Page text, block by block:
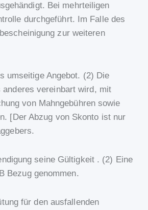
Bei mehrteiligen
durchgeführt. Im Falle des
zur weiteren
umseitige Angebot. (2) Die
vereinbart wird, mit
von Mahngebühren sowie
[Der Abzug von Skonto ist nur
seine Gültigkeit . (2) Eine
Bezug genommen.
für den ausfallenden